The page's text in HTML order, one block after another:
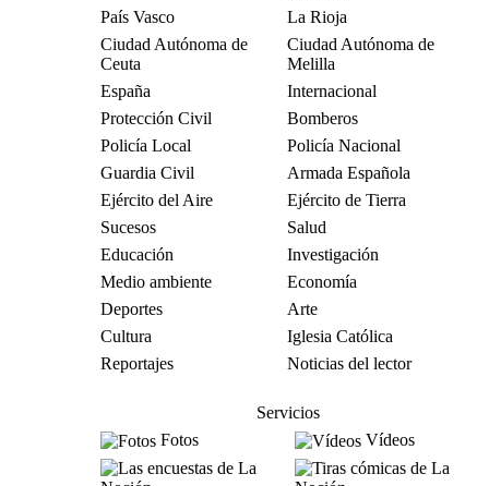
País Vasco
La Rioja
Ciudad Autónoma de
Ceuta
Ciudad Autónoma de
Melilla
España
Internacional
Protección Civil
Bomberos
Policía Local
Policía Nacional
Guardia Civil
Armada Española
Ejército del Aire
Ejército de Tierra
Sucesos
Salud
Educación
Investigación
Medio ambiente
Economía
Deportes
Arte
Cultura
Iglesia Católica
Reportajes
Noticias del lector
Servicios
Fotos
Vídeos